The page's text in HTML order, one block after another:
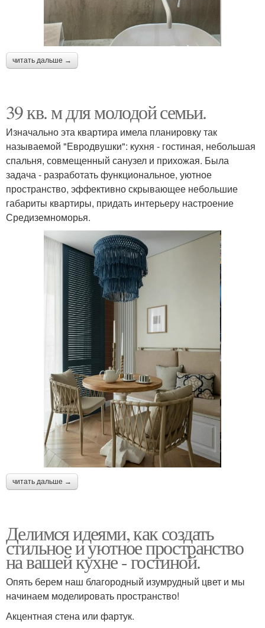
читать дальше →
39 кв. м для молодой семьи.
Изначально эта квартира имела планировку так
называемой "Евродвушки": кухня - гостиная, небольшая
спальня, совмещенный санузел и прихожая. Была
задача - разработать функциональное, уютное
пространство, эффективно скрывающее небольшие
габариты квартиры, придать интерьеру настроение
Средиземноморья.
читать дальше →
Делимся идеями, как создать
стильное и уютное пространство
на вашей кухне - гостиной.
Опять берем наш благородный изумрудный цвет и мы
начинаем моделировать пространство!
Акцентная стена или фартук.